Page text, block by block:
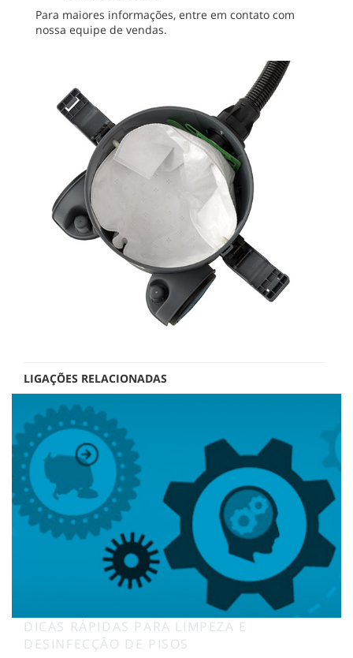
Para maiores informações, entre em contato com
nossa equipe de vendas.
LIGAÇÕES RELACIONADAS
DICAS RÁPIDAS PARA LIMPEZA E
DESINFECÇÃO DE PISOS